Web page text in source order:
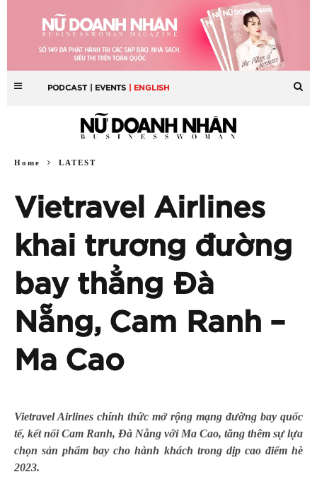
PODCAST | EVENTS | ENGLISH
Home LATEST
Vietravel Airlines
khai trương đường
bay thẳng Đà
Nẵng, Cam Ranh –
Ma Cao
Vietravel Airlines chính thức mở rộng mạng đường bay quốc
tế, kết nối Cam Ranh, Đà Nẵng với Ma Cao, tăng thêm sự lựa
chọn sản phẩm bay cho hành khách trong dịp cao điểm hè
2023.